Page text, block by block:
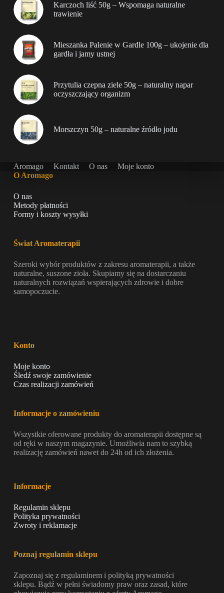
Karczoch liść 50g – Wspomaga naturalne
trawienie
Mieszanka Palenie w Gardle 100g – ukojenie dla
gardła i jamy ustnej
Przytulia czepna ziele 50g – naturalny napar
oczyszczający organizm
Morszczyn 50g – naturalne źródło jodu
Aromago Kontakt O nas
Moje konto
O Aromago
O nas
Metody płatności
Formy i koszty wysyłki
Świat Aromaterapii
Szeroki wybór produktów z zakresu aromaterapii, a także
naturalne, suszone zioła. Skupiamy się na dostarczaniu
naturalnych rozwiązań wspierających zdrowie i dobre
samopoczucie.
Konto
Moje konto
Śledź swoje zamówienie
Czas realizacji zamówień
Informacje o zamówieniu
Wszystkie oferowane produkty do aromaterapii dostępne są
od ręki w naszym magazynie. Umożliwia nam to szybką
realizację zamówień nawet do 24h od ich złożenia.
Informacje
Regulamin sklepu
Polityka prywatności
Zwroty i reklamacje
Poznaj regulamin sklepu
Zapoznaj się z regulaminem i polityką prywatności
sklepu. Bądź w pełni świadomy praw oraz zasad, które